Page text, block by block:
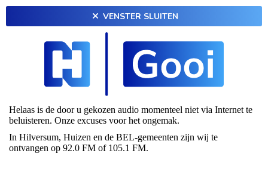
VENSTER SLUITEN
Helaas is de door u gekozen audio momenteel niet via Internet te
beluisteren. Onze excuses voor het ongemak.
In Hilversum, Huizen en de BEL-gemeenten zijn wij te
ontvangen op 92.0 FM of 105.1 FM.